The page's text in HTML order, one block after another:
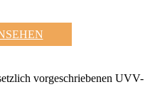
vorgeschriebenen UVV-